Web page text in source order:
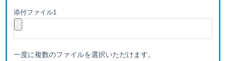
添付ファイル1
一度に複数のファイルを選択いただけます。